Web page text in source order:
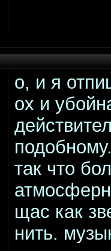
о, и я
ох и
так что
щас как
нить.